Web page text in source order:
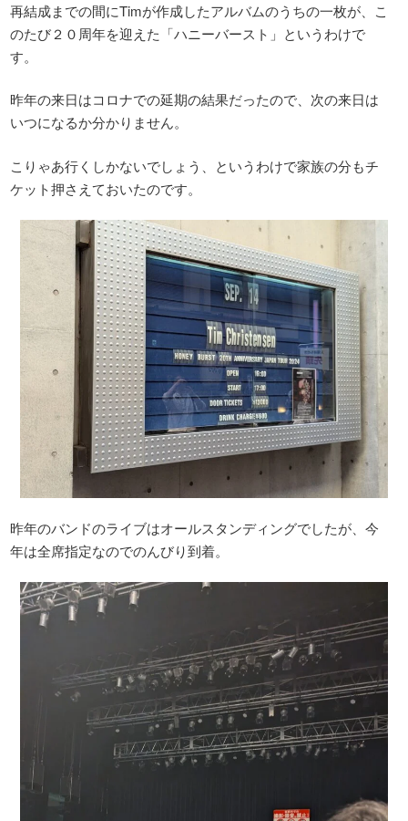
再結成までの間にTimが作成したアルバムのうちの一枚が、こ
のたび２０周年を迎えた「ハニーバースト」というわけで
す。
昨年の来日はコロナでの延期の結果だったので、次の来日は
いつになるか分かりません。
こりゃあ行くしかないでしょう、というわけで家族の分もチ
ケット押さえておいたのです。
昨年のバンドのライブはオールスタンディングでしたが、今
年は全席指定なのでのんびり到着。